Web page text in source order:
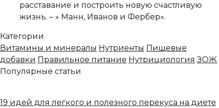
расставание и построить новую счастливую
жизнь. – » Манн, Иванов и Фербер».
Категории
Витамины и минералы Нутриенты Пищевые
добавки Правильное питание Нутрициология ЗОЖ
Популярные статьи
19 идей для легкого и полезного перекуса на диете